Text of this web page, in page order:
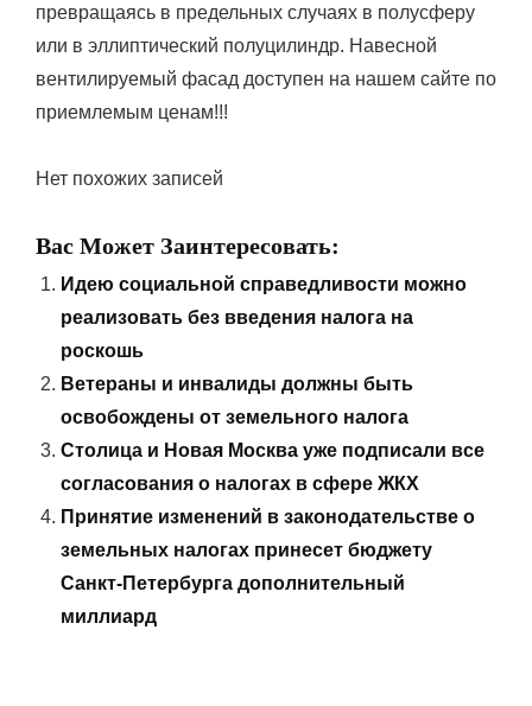
превращаясь в предельных случаях в полусферу
или в эллиптический полуцилиндр. Навесной
вентилируемый фасад доступен на нашем сайте по
приемлемым ценам!!!
Нет похожих записей
Вас Может Заинтересовать:
Идею социальной справедливости можно
реализовать без введения налога на
роскошь
Ветераны и инвалиды должны быть
освобождены от земельного налога
Столица и Новая Москва уже подписали все
согласования о налогах в сфере ЖКХ
Принятие изменений в законодательстве о
земельных налогах принесет бюджету
Санкт-Петербурга дополнительный
миллиард